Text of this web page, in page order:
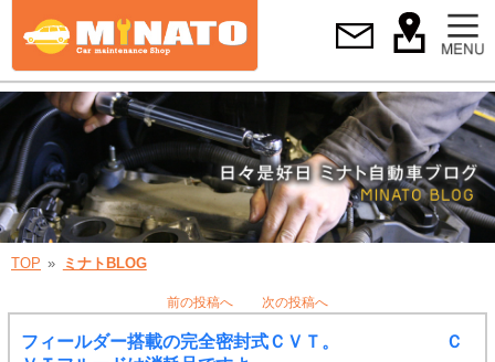
TOP ミナトBLOG
前の投稿へ 次の投稿へ
フィールダー搭載の完全密封式ＣＶＴ。 Ｃ